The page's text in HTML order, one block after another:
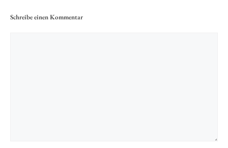
Schreibe einen Kommentar